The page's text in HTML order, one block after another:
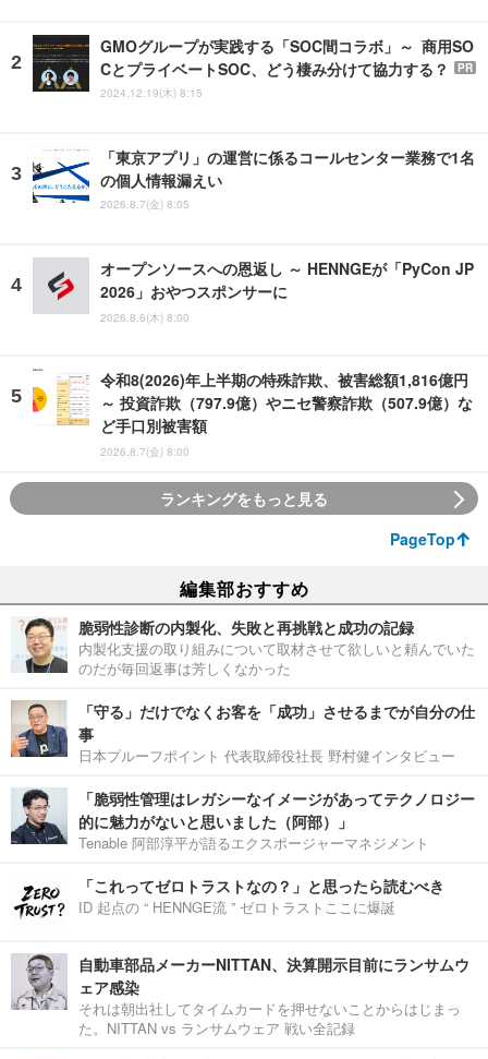
GMOグループが実践する「SOC間コラボ」～ 商用SO
CとプライベートSOC、どう棲み分けて協力する？
PR
2024.12.19(木) 8:15
「東京アプリ」の運営に係るコールセンター業務で1名
の個人情報漏えい
2026.8.7(金) 8:05
オープンソースへの恩返し ～ HENNGEが「PyCon JP
2026」おやつスポンサーに
2026.8.6(木) 8:00
令和8(2026)年上半期の特殊詐欺、被害総額1,816億円
～ 投資詐欺（797.9億）やニセ警察詐欺（507.9億）な
ど手口別被害額
2026.8.7(金) 8:00
ランキングをもっと見る
PageTop
編集部おすすめ
脆弱性診断の内製化、失敗と再挑戦と成功の記録
内製化支援の取り組みについて取材させて欲しいと頼んでいた
のだが毎回返事は芳しくなかった
「守る」だけでなくお客を「成功」させるまでが自分の仕
事
日本プルーフポイント 代表取締役社長 野村健インタビュー
「脆弱性管理はレガシーなイメージがあってテクノロジー
的に魅力がないと思いました（阿部）」
Tenable 阿部淳平が語るエクスポージャーマネジメント
「これってゼロトラストなの？」と思ったら読むべき
ID 起点の “ HENNGE流 ” ゼロトラストここに爆誕
自動車部品メーカーNITTAN、決算開示目前にランサムウ
ェア感染
それは朝出社してタイムカードを押せないことからはじまっ
た。NITTAN vs ランサムウェア 戦い全記録